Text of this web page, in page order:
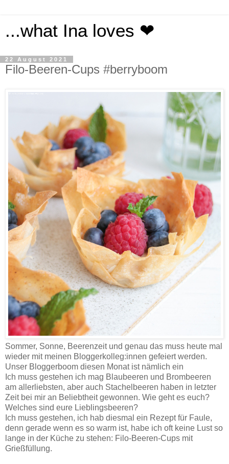
...what Ina loves ❤
22 August 2021
Filo-Beeren-Cups #berryboom
Sommer, Sonne, Beerenzeit und genau das muss heute mal
wieder mit meinen Bloggerkolleg:innen gefeiert werden.
Unser Bloggerboom diesen Monat ist nämlich ein
Ich muss gestehen ich mag Blaubeeren und Brombeeren
am allerliebsten, aber auch Stachelbeeren haben in letzter
Zeit bei mir an Beliebtheit gewonnen. Wie geht es euch?
Welches sind eure Lieblingsbeeren?
Ich muss gestehen, ich hab diesmal ein Rezept für Faule,
denn gerade wenn es so warm ist, habe ich oft keine Lust so
lange in der Küche zu stehen: Filo-Beeren-Cups mit
Grießfüllung.